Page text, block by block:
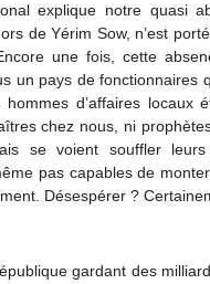
explique notre quasi
de Yérim Sow, n’est
une fois, cette
un pays de fonctionnaires
d’affaires locaux
chez nous, ni
se voient souffler
pas capables de
Désespérer ?
gardant des